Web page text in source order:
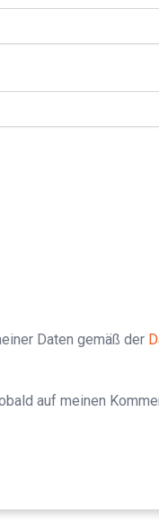
Daten gemäß der
auf meinen